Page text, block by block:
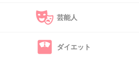
る写真を見てから、好感度
この人が人気有るのが不思
いて不快になる。
芸能人
ダイエット